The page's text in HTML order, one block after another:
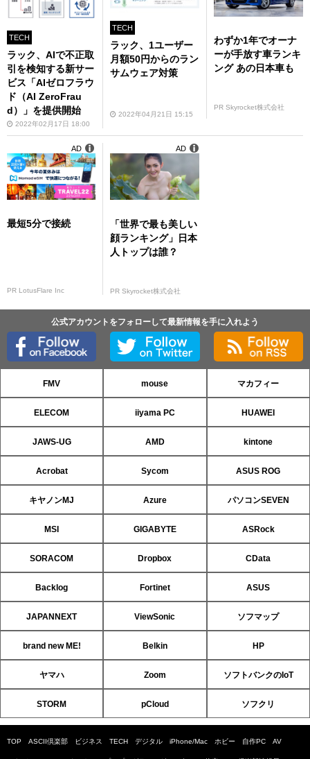
TECH
ラック、AIで不正取
引を検知する新サー
ビス「AIゼロフラウ
ド（AI ZeroFrau
d）」を提供開始
2022年02月17日 18:00
TECH
ラック、1ユーザー
月額50円からのラン
サムウェア対策
2022年04月21日 15:15
わずか1年でオーナ
ーが手放す車ランキ
ング あの日本車も
PR Skyrocket株式会社
最短5分で接続
PR LotusFlare Inc
AD
「世界で最も美しい
顔ランキング」日本
人トップは誰？
PR Skyrocket株式会社
AD
公式アカウントをフォローして最新情報を手に入れよう
FMV mouse マカフィー
ELECOM iiyama PC HUAWEI
JAWS-UG AMD kintone
Acrobat Sycom ASUS ROG
キヤノンMJ Azure パソコンSEVEN
MSI GIGABYTE ASRock
SORACOM Dropbox CData
Backlog Fortinet ASUS
JAPANNEXT ViewSonic ソフマップ
brand new ME! Belkin HP
ヤマハ Zoom ソフトバンクのIoT
STORM pCloud ソフクリ
TOP ASCII倶楽部 ビジネス TECH デジタル iPhone/Mac ホビー 自作PC AV